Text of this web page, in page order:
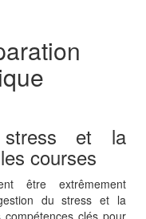
et la
courses
être extrêmement
du stress et la
clés pour